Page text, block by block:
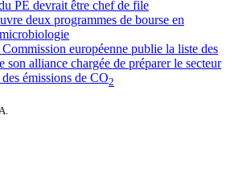
PE devrait être chef de file
deux programmes de bourse en
Commission européenne publie la liste des
son alliance chargée de préparer le secteur
émissions de CO2